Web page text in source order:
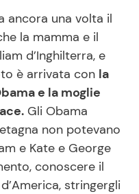
Ricette in TV
Piatti
Facili e Veloci
Feste
per Bambini
ancora una volta il
la mamma e il
d’Inghilterra, e
è arrivata con la
e la moglie
Gli Obama
non potevano
e Kate e George
conoscere il
stringergli